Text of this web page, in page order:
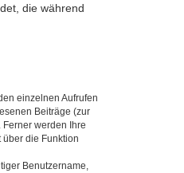
die während
einzelnen Aufrufen
Beiträge (zur
werden Ihre
die Funktion
Benutzername,